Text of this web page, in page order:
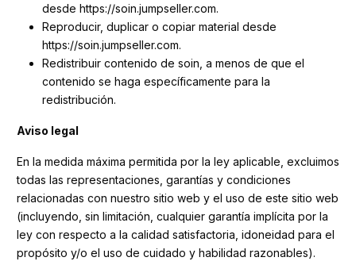
desde https://soin.jumpseller.com.
Reproducir, duplicar o copiar material desde
https://soin.jumpseller.com.
Redistribuir contenido de soin, a menos de que el
contenido se haga específicamente para la
redistribución.
Aviso legal
En la medida máxima permitida por la ley aplicable, excluimos
todas las representaciones, garantías y condiciones
relacionadas con nuestro sitio web y el uso de este sitio web
(incluyendo, sin limitación, cualquier garantía implícita por la
ley con respecto a la calidad satisfactoria, idoneidad para el
propósito y/o el uso de cuidado y habilidad razonables).